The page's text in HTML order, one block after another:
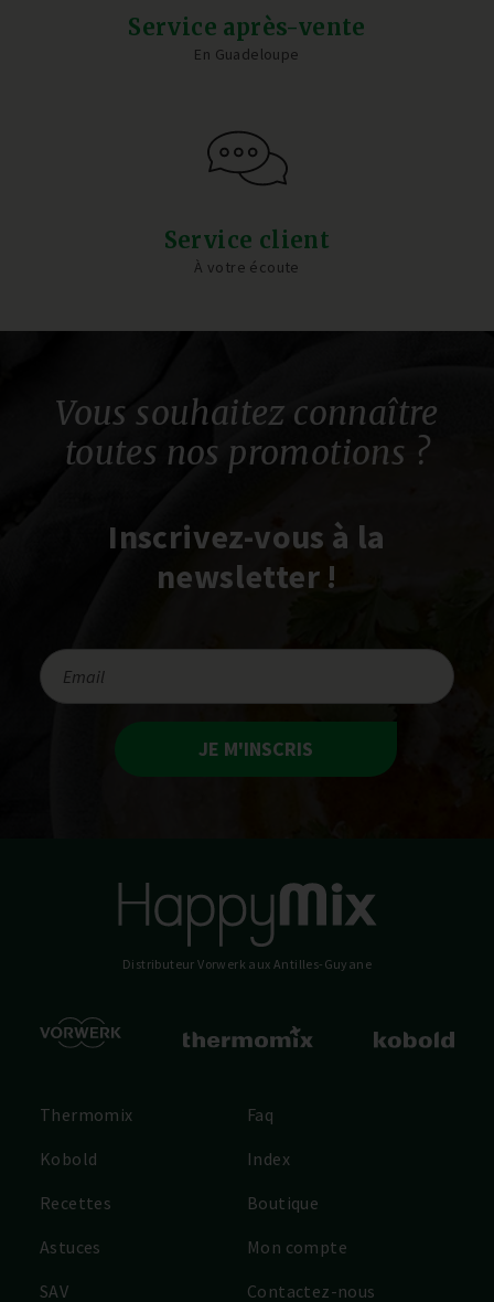
Service après-vente
En Guadeloupe
Service client
À votre écoute
Vous souhaitez connaître
toutes nos promotions ?
Inscrivez-vous à la
newsletter !
JE M'INSCRIS
Distributeur Vorwerk aux Antilles-Guyane
Thermomix
Kobold
Recettes
Astuces
SAV
Faq
Index
Boutique
Mon compte
Contactez-nous